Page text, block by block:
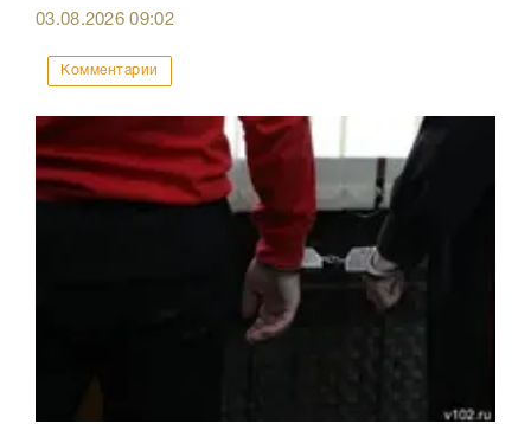
03.08.202609:02
Комментарии